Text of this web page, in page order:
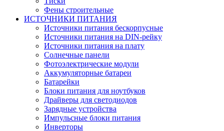
Фены строительные
ИСТОЧНИКИ ПИТАНИЯ
Источники питания бескорпусные
Источники питания на DIN-рейку
Источники питания на плату
Солнечные панели
Фотоэлектрические модули
Аккумуляторные батареи
Батарейки
Блоки питания для ноутбуков
Драйверы для светодиодов
Зарядные устройства
Импульсные блоки питания
Инверторы